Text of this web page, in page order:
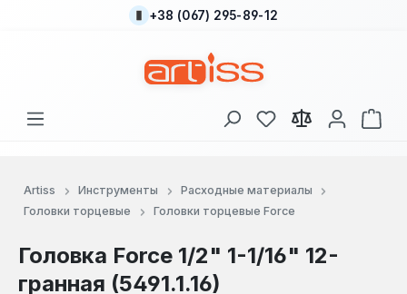
Перейти к основному содержанию
+38 (067) 295-89-12
У вас есть товары
В
Artiss Инструменты
Расходные материалы
Головки торцевые
Головки торцевые Force
Головка Force 1/2" 1-1/16" 12-
гранная (5491.1.16)